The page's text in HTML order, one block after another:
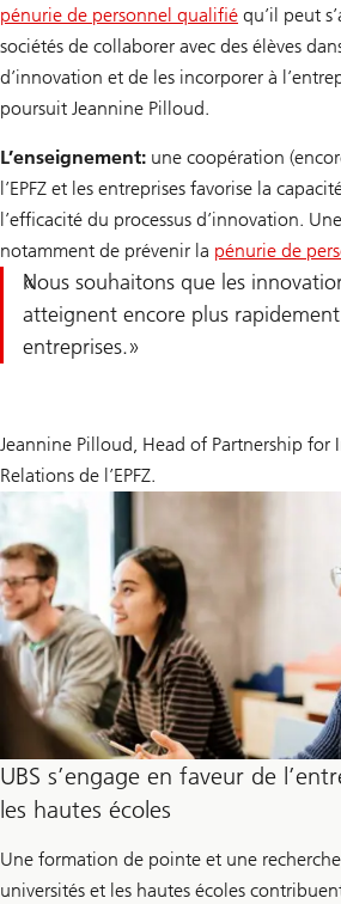
pénurie de personnel qualifié qu’il peut
sociétés de collaborer avec des élèves
d’innovation et de les incorporer à
poursuit Jeannine Pilloud.
L’enseignement: une coopération
l’EPFZ et les entreprises favorise la
l’efficacité du processus d’innovation.
notamment de prévenir la pénurie de
Nous souhaitons que les
atteignent encore plus rapidement
entreprises.
Jeannine Pilloud, Head of Partnership for
Relations de l’EPFZ.
UBS s’engage en faveur de
les hautes écoles
Une formation de pointe et une
universités et les hautes écoles